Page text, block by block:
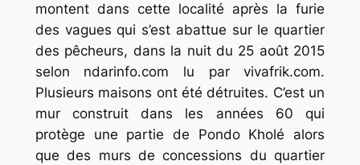
montent dans cette localité après la furie
des vagues qui s’est abattue sur le quartier
des pêcheurs, dans la nuit du 25 août 2015
selon ndarinfo.com lu par vivafrik.com.
Plusieurs maisons ont été détruites. C’est un
mur construit dans les années 60 qui
protège une partie de Pondo Kholé alors
que des murs de concessions du quartier